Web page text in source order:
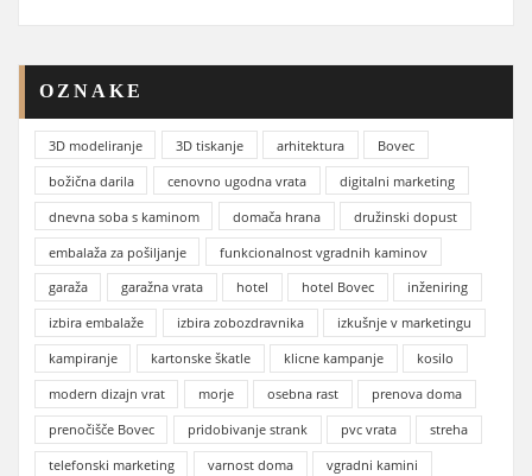
OZNAKE
3D modeliranje 3D tiskanje arhitektura
Bovec
božična darila
cenovno ugodna vrata
digitalni marketing
dnevna soba s kaminom
domača hrana
družinski dopust
embalaža za pošiljanje
funkcionalnost vgradnih kaminov
garaža
garažna vrata hotel hotel Bovec
inženiring
izbira embalaže
izbira zobozdravnika
izkušnje v marketingu
kampiranje
kartonske škatle klicne kampanje
kosilo
modern dizajn vrat
morje osebna rast
prenova doma
prenočišče Bovec
pridobivanje strank pvc vrata
streha
telefonski marketing
varnost doma
vgradni kamini